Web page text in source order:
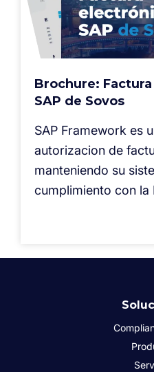
Brochure:
SAP de Sovos
SAP Framework es
autorizacion de
manteniendo su
cumplimiento con la